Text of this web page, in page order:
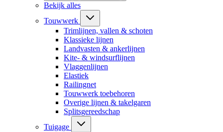
Bekijk alles
Touwwerk
Trimlijnen, vallen & schoten
Klassieke lijnen
Landvasten & ankerlijnen
Kite- & windsurflijnen
Vlaggenlijnen
Elastiek
Railingnet
Touwwerk toebehoren
Overige lijnen & takelgaren
Splitsgereedschap
Tuigage